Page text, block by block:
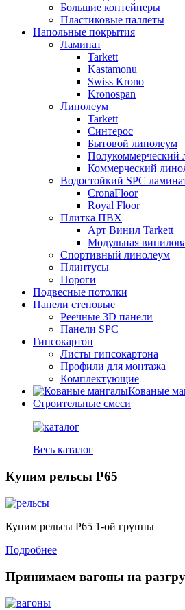
Большие контейнеры
Пластиковые паллеты
Напольные покрытия
Ламинат
Tarkett
Kastamonu
Swiss Krono
Kronospan
Линолеум
Tarkett
Синтерос
Бытовой линолеум
Полукоммерческий
Коммерческий
Водостойкий SPC
CronaFloor
Royal Floor
Плитка ПВХ
Арт Винил Tarkett
Модульная
Спортивный линолеум
Плинтусы
Пороги
Подвесные потолки
Панели стеновые
Реечные 3D панели
Панели SPC
Гипсокартон
Листы гипсокартона
Профили для монтажа
Комплектующие
Кованые
Строительные смеси
Весь каталог
Купим рельсы Р65
Купим рельсы Р65 1-ой группы
Подробнее
Принимаем вагоны на